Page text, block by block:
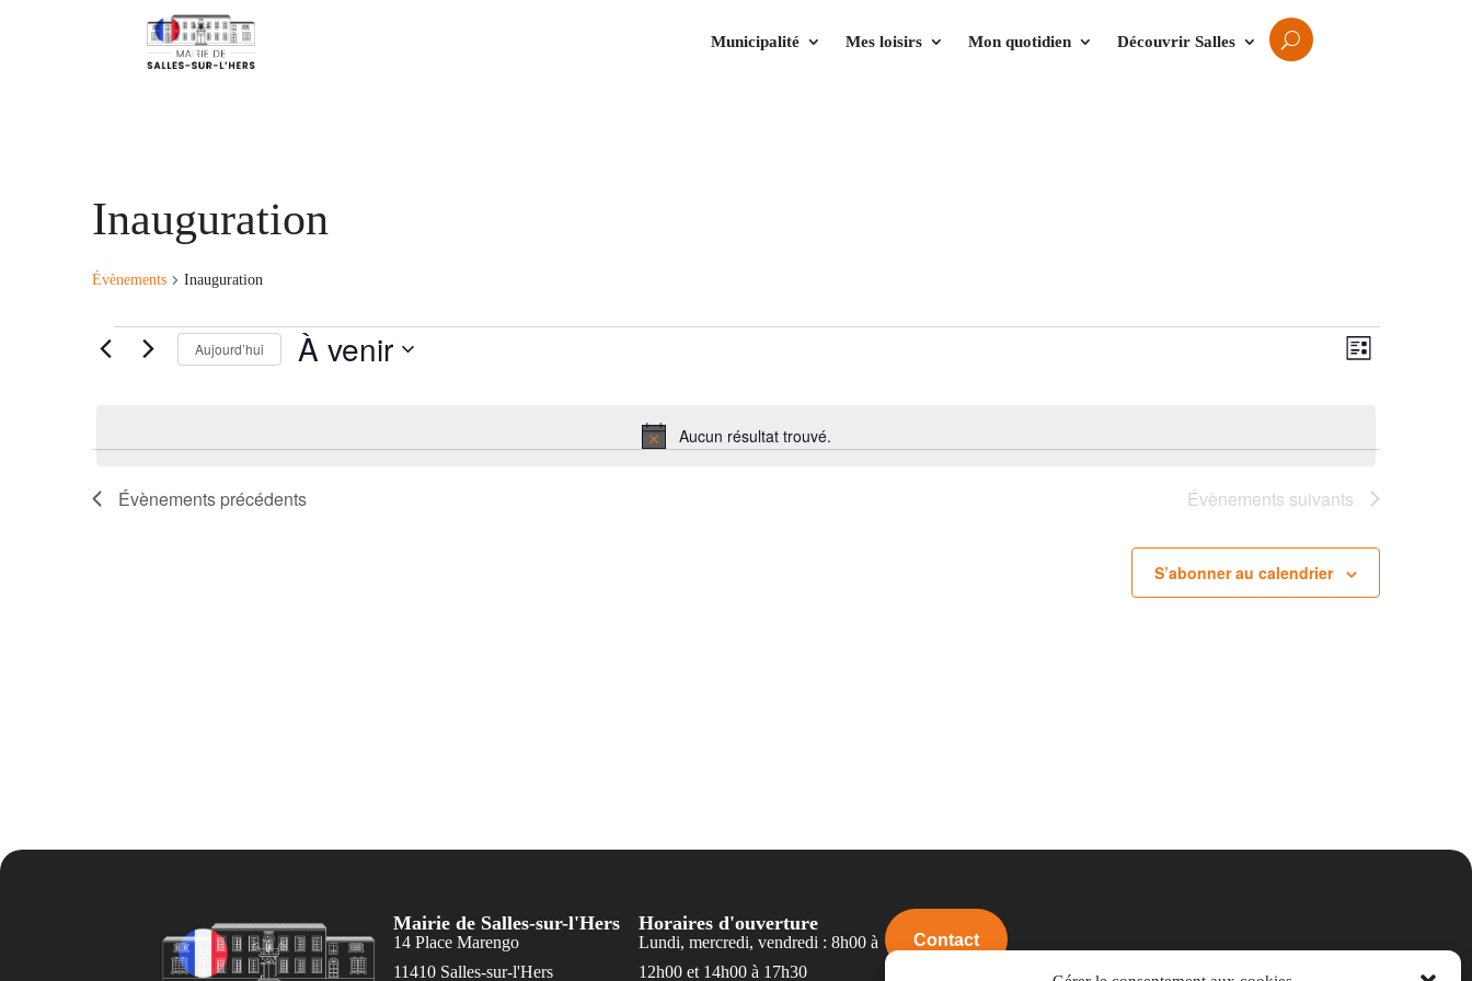
Municipalité Mes loisirs Mon quotidien Découvrir Salles
Inauguration
Évènements Inauguration
Évènements
Notice
Aucun résultat trouvé.
Navigation
par
Navigation
de
Liste
Aujourd’hui À venir
Évènements précédents Évènements suivants
S’abonner au calendrier
Mairie de Salles-sur-l'Hers
14 Place Marengo
11410 Salles-sur-l'Hers
Horaires d'ouverture
Lundi, mercredi, vendredi : 8h00 à
12h00 et 14h00 à 17h30
Contact